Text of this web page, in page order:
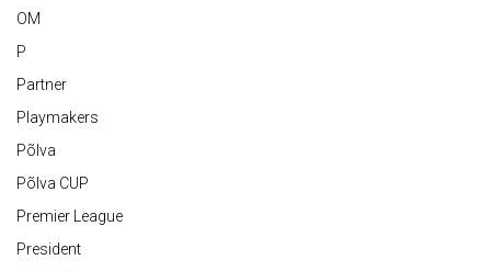
OM
P
Partner
Playmakers
Põlva
Põlva CUP
Premier League
President